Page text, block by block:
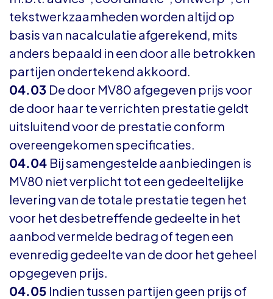
tekstwerkzaamheden worden altijd op
basis van nacalculatie afgerekend, mits
anders bepaald in een door alle betrokken
partijen ondertekend akkoord.
04.03 De door MV80 afgegeven prijs voor
de door haar te verrichten prestatie geldt
uitsluitend voor de prestatie conform
overeengekomen specificaties.
04.04 Bij samengestelde aanbiedingen is
MV80 niet verplicht tot een gedeeltelijke
levering van de totale prestatie tegen het
voor het desbetreffende gedeelte in het
aanbod vermelde bedrag of tegen een
evenredig gedeelte van de door het geheel
opgegeven prijs.
04.05 Indien tussen partijen geen prijs of